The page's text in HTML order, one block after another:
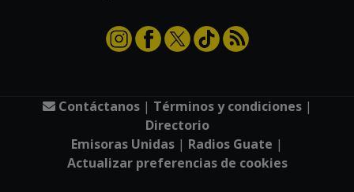
Contáctanos| Términos y condiciones|
Directorio
Emisoras Unidas | Radios Guate |
Actualizar preferencias de cookies